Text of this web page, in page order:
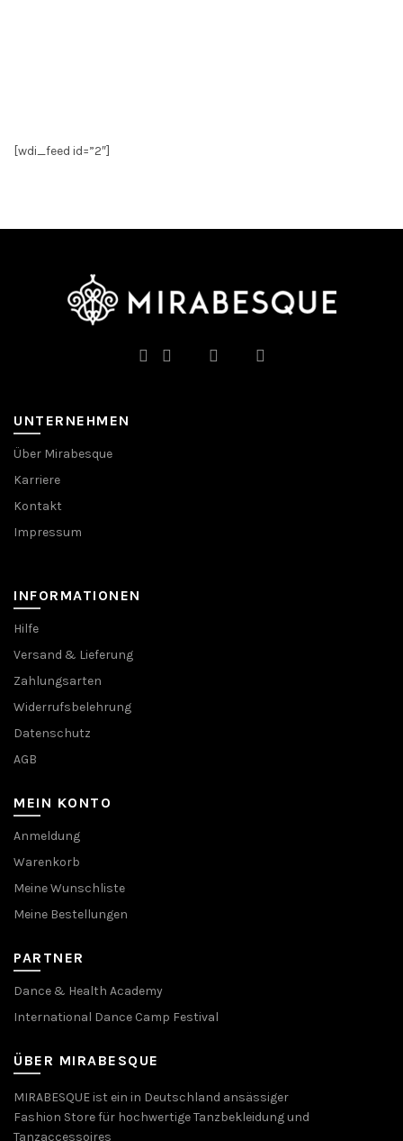
[wdi_feed id=”2″]
UNTERNEHMEN
Über Mirabesque
Karriere
Kontakt
Impressum
INFORMATIONEN
Hilfe
Versand & Lieferung
Zahlungsarten
Widerrufsbelehrung
Datenschutz
AGB
MEIN KONTO
Anmeldung
Warenkorb
Meine Wunschliste
Meine Bestellungen
PARTNER
Dance & Health Academy
International Dance Camp Festival
ÜBER MIRABESQUE
MIRABESQUE ist ein in Deutschland ansässiger
Fashion Store für hochwertige Tanzbekleidung und
Tanzaccessoires